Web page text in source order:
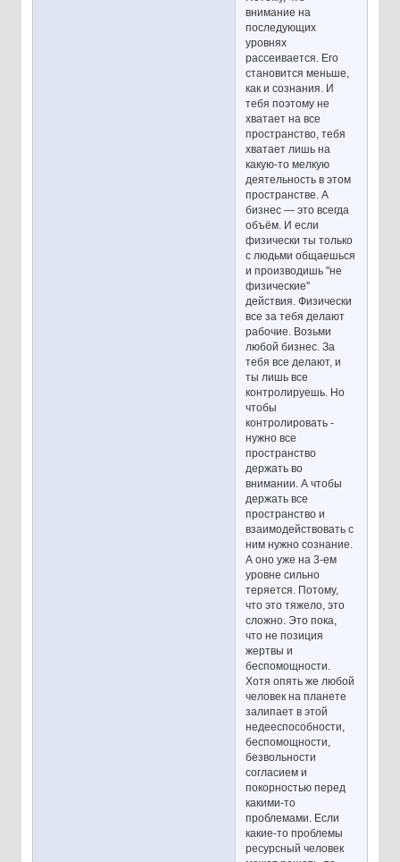
внимание на
последующих
уровнях
рассеивается. Его
становится меньше,
как и сознания. И
тебя поэтому не
хватает на все
пространство, тебя
хватает лишь на
какую-то мелкую
деятельность в этом
пространстве. А
бизнес — это всегда
объём. И если
физически ты только
с людьми общаешься
и производишь "не
физические"
действия. Физически
все за тебя делают
рабочие. Возьми
любой бизнес. За
тебя все делают, и
ты лишь все
контролируешь. Но
чтобы
контролировать -
нужно все
пространство
держать во
внимании. А чтобы
держать все
пространство и
взаимодействовать с
ним нужно сознание.
А оно уже на 3-ем
уровне сильно
теряется. Потому,
что это тяжело, это
сложно. Это пока,
что не позиция
жертвы и
беспомощности.
Хотя опять же любой
человек на планете
залипает в этой
недееспособности,
беспомощности,
безвольности
согласием и
покорностью перед
какими-то
проблемами. Если
какие-то проблемы
ресурсный человек